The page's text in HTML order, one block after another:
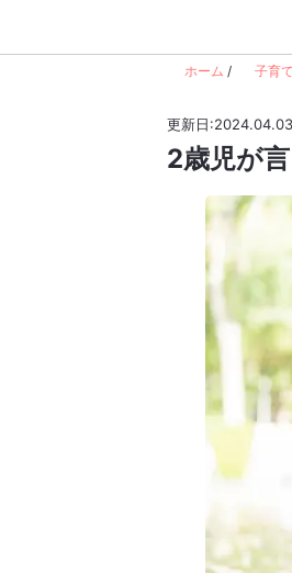
ホーム / 子育
更新日:2024.04.03
2歳児が